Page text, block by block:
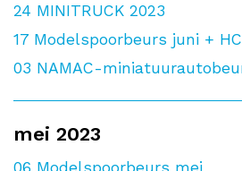
24 MINITRUCK 2023
17 Modelspoorbeurs juni +
03 NAMAC-
mei 2023
06 Modelspoorbeurs mei